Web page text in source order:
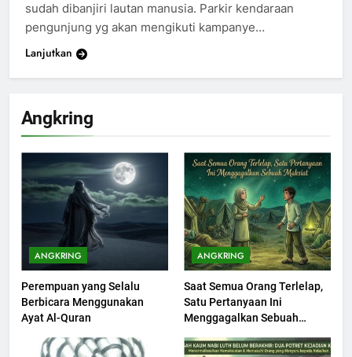
Angkring
ANGKRING
Perempuan yang Selalu
Berbicara Menggunakan
Ayat Al-Quran
ANGKRING
Saat Semua Orang Terlelap,
Satu Pertanyaan Ini
Menggagalkan Sebuah
198
199
Khutbah jumat: Sejarah
Seebagai Pembangkit Jiwa
KHUTBAH
200
Khutbah Jumat : Supaya Amal
Bisa Diterima
KHUTBAH
sudah dibanjiri lautan manusia. Parkir kendaraan
pengunjung yg akan mengikuti kampanye…
Lanjutkan